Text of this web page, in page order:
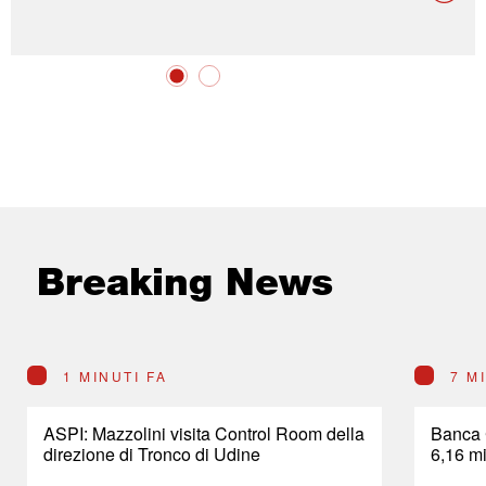
Breaking News
1 MINUTI FA
ASPI: Mazzolini visita Control Room della
direzione di Tronco di Udine
7
6,16